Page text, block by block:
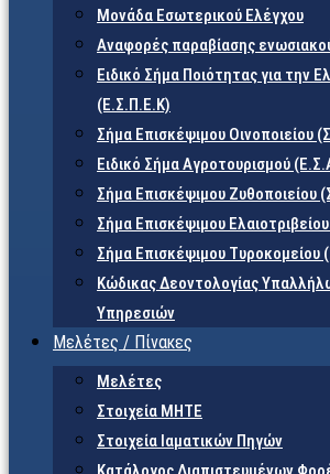
Μονάδα Εσωτερικού Ελέγχου
Αναφορές παραβίασης
Ειδικό Σήμα Ποιότητας για την
(Ε.Σ.Π.Ε.Κ)
Σήμα Επισκέψιμου Οινοποιείου
Ειδικό Σήμα Αγροτουρισμού
Σήμα Επισκέψιμου Ζυθοποιείου
Σήμα Επισκέψιμου
Σήμα Επισκέψιμου Τυροκομείου
Κώδικας Δεοντολογίας
Υπηρεσιών
Μελέτες / Πίνακες
Μελέτες
Στοιχεία ΜΗΤΕ
Στοιχεία Ιαματικών Πηγών